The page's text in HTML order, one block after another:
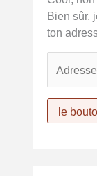
Bien sûr,
ton
s
le